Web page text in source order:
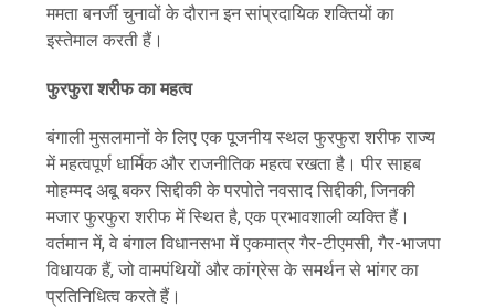
ममता बनर्जी चुनावों के दौरान इन सांप्रदायिक शक्तियों का
इस्तेमाल करती हैं।
फुरफुरा शरीफ का महत्व
बंगाली मुसलमानों के लिए एक पूजनीय स्थल फुरफुरा शरीफ राज्य
में महत्वपूर्ण धार्मिक और राजनीतिक महत्व रखता है। पीर साहब
मोहम्मद अबू बकर सिद्दीकी के परपोते नवसाद सिद्दीकी, जिनकी
मजार फुरफुरा शरीफ में स्थित है, एक प्रभावशाली व्यक्ति हैं।
वर्तमान में, वे बंगाल विधानसभा में एकमात्र गैर-टीएमसी, गैर-भाजपा
विधायक हैं, जो वामपंथियों और कांग्रेस के समर्थन से भांगर का
प्रतिनिधित्व करते हैं।